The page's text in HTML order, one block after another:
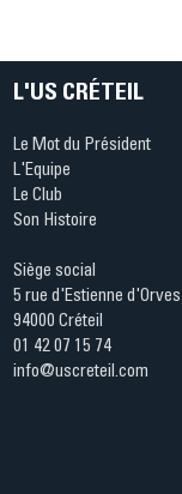
L'US CRÉTEIL
Le Mot du Président
L'Equipe
Le Club
Son Histoire
Siège social
5 rue d'Estienne d'Orves
94000 Créteil
01 42 07 15 74
info@uscreteil.com